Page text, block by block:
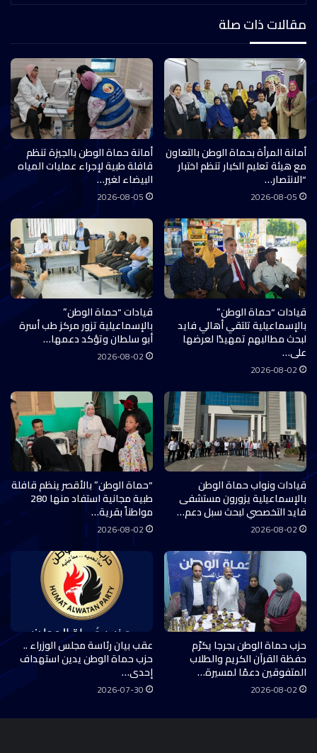
مقالات ذات صلة
أمانة المرأة بحماة الوطن بالتعاون
مع هيئة تعليم الكبار تنظم اختبار
“الانتصار…
2026-08-05
أمانة حماة الوطن بالجيزة تنظم
قافلة طبية لإجراء عمليات المياه
البيضاء لغير…
2026-08-05
قيادات “حماة الوطن”
بالإسماعيلية تلتقي أهالي فايد
لبحث مطالبهم تمهيدًا لعرضها
على…
2026-08-02
قيادات “حماة الوطن”
بالإسماعيلية تزور مركز طب أسرة
أبو سلطان وتؤكد دعمها…
2026-08-02
قيادات ونواب حماة الوطن
بالإسماعيلية يزورون مستشفى
فايد التخصصي لبحث سبل دعم…
2026-08-02
“حماة الوطن” بالأقصر ينظم قافلة
طبية مجانية استفاد منها 280
مواطناً بقرية…
2026-08-02
حزب حماة الوطن بجرجا يكرّم
حفظة القرآن الكريم والطلاب
المتفوقين دعمًا لمسيرة…
2026-08-02
عقب بيان رئاسة مجلس الوزراء ..
حزب حماة الوطن يدين استهداف
إحدى…
2026-07-30